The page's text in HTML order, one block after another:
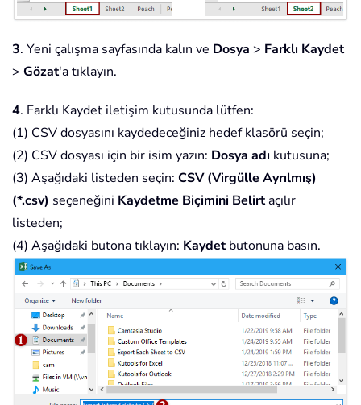
3. Yeni çalışma sayfasında kalın ve Dosya > Farklı Kaydet
> Gözat'a tıklayın.
4. Farklı Kaydet iletişim kutusunda lütfen:
(1) CSV dosyasını kaydedeceğiniz hedef klasörü seçin;
(2) CSV dosyası için bir isim yazın: Dosya adı kutusuna;
(3) Aşağıdaki listeden seçin: CSV (Virgülle Ayrılmış)
(*.csv) seçeneğini Kaydetme Biçimini Belirtaçılır
listeden;
(4) Aşağıdaki butona tıklayın: Kaydetbutonuna basın.